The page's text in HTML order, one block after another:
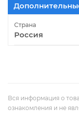
Страна
Россия
Вся информация о
ознакомления и не